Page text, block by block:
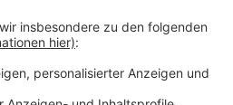
- mit unserem kostenlosen
Ob Nachrichten,
neuesten Aktionen - wir
dich.